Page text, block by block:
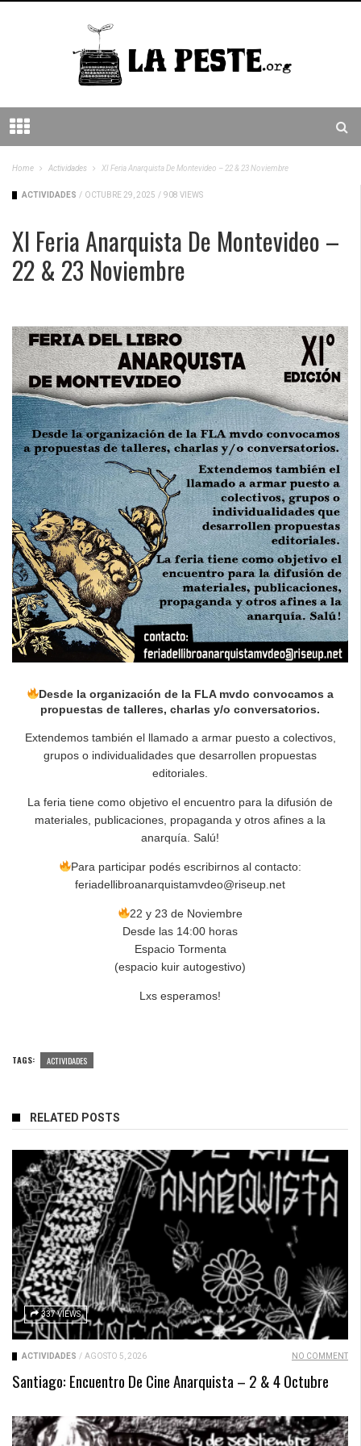
Home Actividades XI Feria Anarquista De Montevideo – 22 & 23 Noviembre
ACTIVIDADES / OCTUBRE 29, 2025 / 908 VIEWS
XI Feria Anarquista De Montevideo –
22 & 23 Noviembre
Desde la organización de la FLA mvdo convocamos a
propuestas de talleres, charlas y/o conversatorios.
Extendemos también el llamado a armar puesto a colectivos,
grupos o individualidades que desarrollen propuestas
editoriales.
La feria tiene como objetivo el encuentro para la difusión de
materiales, publicaciones, propaganda y otros afines a la
anarquía. Salú!
Para participar podés escribirnos al contacto:
feriadellibroanarquistamvdeo@riseup.net
22 y 23 de Noviembre
Desde las 14:00 horas
Espacio Tormenta
(espacio kuir autogestivo)
Lxs esperamos!
TAGS: ACTIVIDADES
RELATED POSTS
337 VIEWS
ACTIVIDADES / AGOSTO 5, 2026 NO COMMENT
Santiago: Encuentro De Cine Anarquista – 2 & 4 Octubre